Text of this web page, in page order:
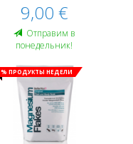
9,00 €
Oтправим в
понедельник!
% Продукты недели